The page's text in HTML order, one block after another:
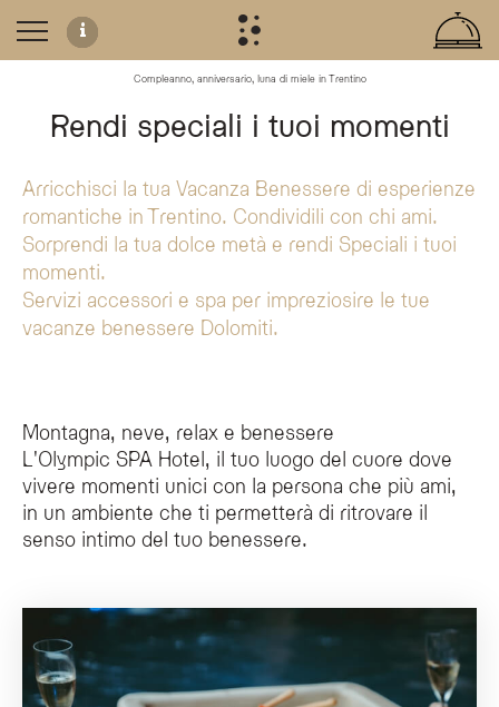
Compleanno, anniversario, luna di miele in Trentino
Esperienze esclusive all'Olympic SPA Hotel
L'Olympic SPA Hotel in Val di Fassa offre una selezione di esperienze
Esperienze benessere e relax
Aperitivo galleggiante:Deliziosi stuzzichini e bollicine serviti in
Aufguss con grappa Trentina:Rito in sauna finlandese guidato dal
Private SPA: Massaggi di coppia con Trento DOC in ambiente
Piscina privata al crepuscolo:Accesso esclusivo serale (20:00-
Forest Love:
Floating breakfast:
Esperienze in natura
Nature Reset Experience:Percorsi guidati di respirazione e
Quali esperienze romantiche offre l'Olympic SPA Hotel?
L'Olympic SPA Hotel propone una selezione di esperienze esclusive tra
È necessario prenotare i servizi benessere e le esperienze?
Sì, il servizio di piscina privata al crepuscolo, disponibile dalle 20.00 alle
Rendi speciali i tuoi momenti
Arricchisci la tua Vacanza Benessere di esperienze
romantiche in Trentino. Condividili con chi ami.
Sorprendi la tua dolce metà e rendi Speciali i tuoi
momenti.
Servizi accessori e spa per impreziosire le tue
vacanze benessere Dolomiti.
Montagna, neve, relax e benessere
L'Olympic SPA Hotel, il tuo luogo del cuore dove
vivere momenti unici con la persona che più ami,
in un ambiente che ti permetterà di ritrovare il
senso intimo del tuo benessere.